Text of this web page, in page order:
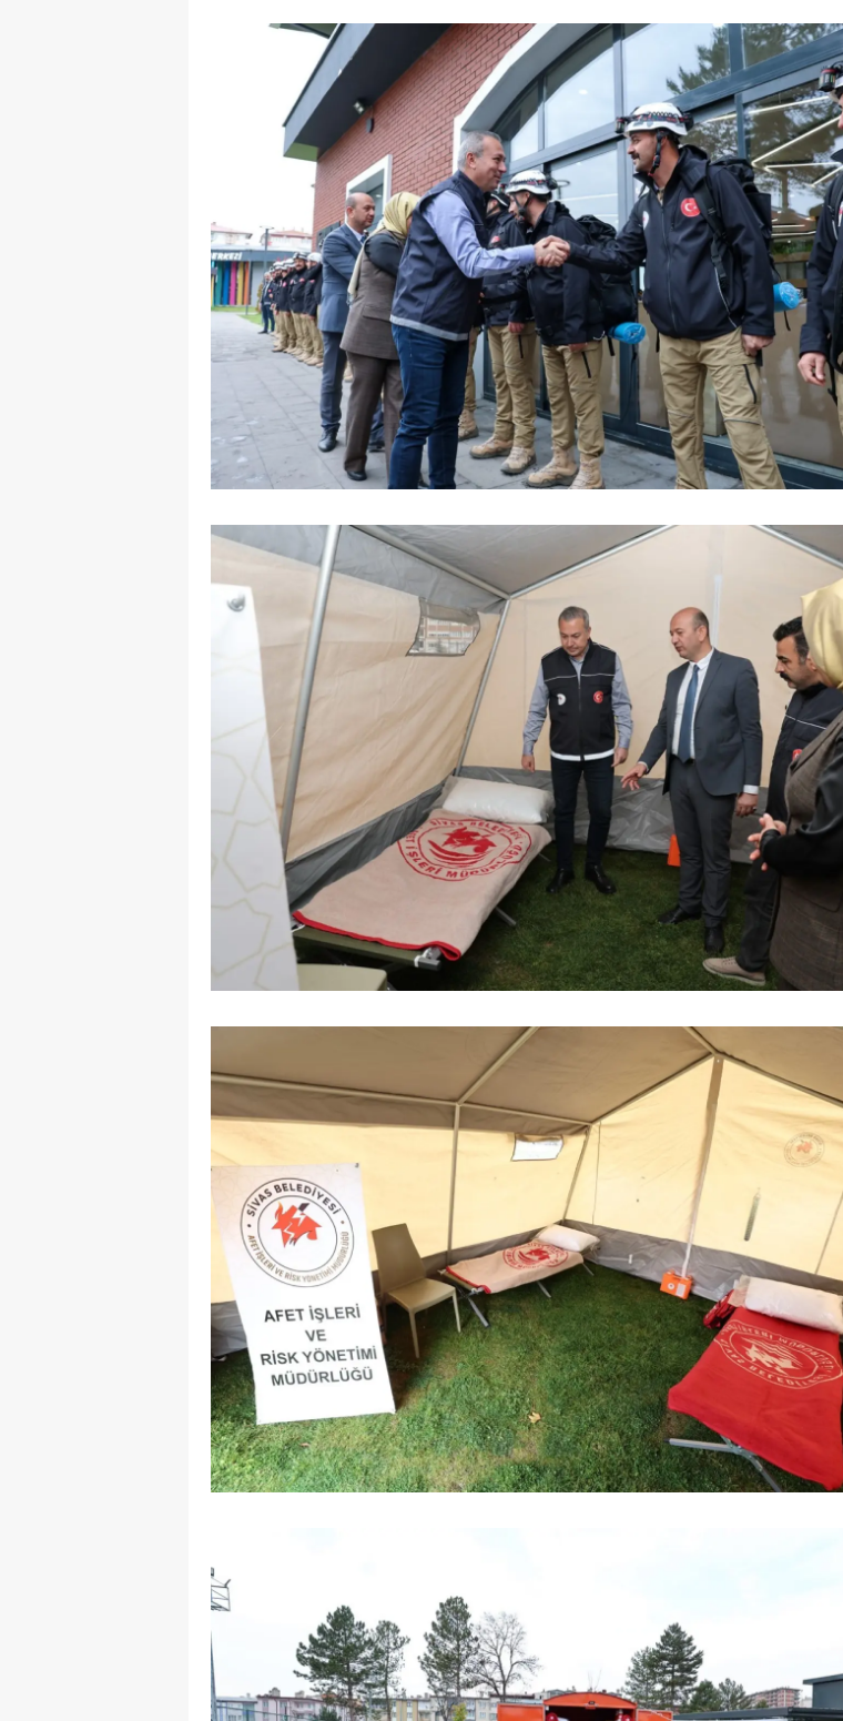
Hakkari
Hatay
Isparta
Mersin
İstanbul
İzmir
Kars
Kastamonu
Kayseri
Kırklareli
Kırşehir
Kocaeli
Konya
Kütahya
Malatya
Manisa
Kahramanmaraş
Mardin
Muğla
Muş
Nevşehir
Niğde
Ordu
Rize
Sakarya
Sinop
Sivas
Tekirdağ
Tokat
Trabzon
Tunceli
Van
Yozgat